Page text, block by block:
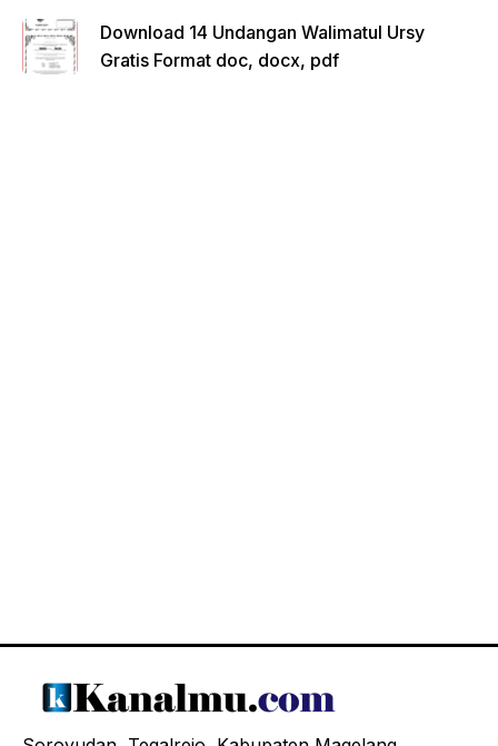
Download 14 Undangan Walimatul Ursy
Gratis Format doc, docx, pdf